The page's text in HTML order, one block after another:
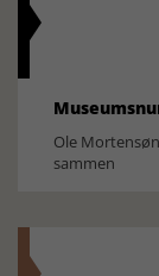
Ole
sammen